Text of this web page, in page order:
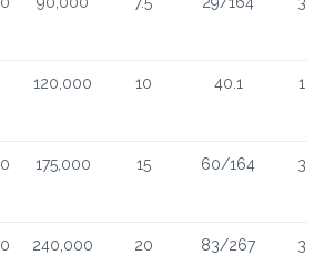
120,000 10 40.1 1
175,000 15 60/164 3
240,000 20 83/267 3